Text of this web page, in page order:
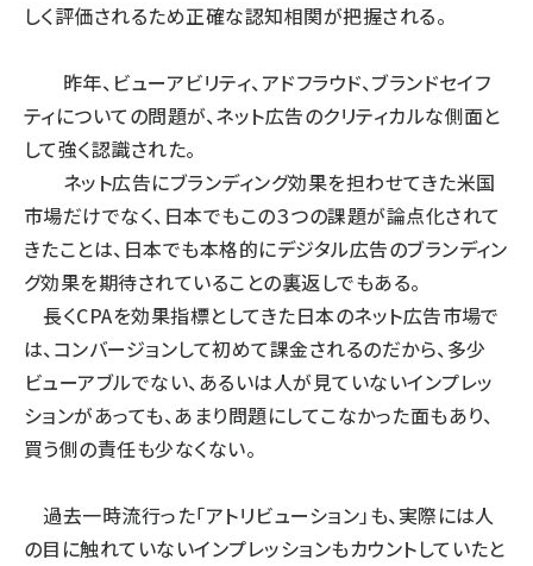
しく評価されるため正確な認知相関が把握される。
昨年、ビューアビリティ、アドフラウド、ブランドセイフ
ティについての問題が、ネット広告のクリティカルな側面と
して強く認識された。
ネット広告にブランディング効果を担わせてきた米国
市場だけでなく、日本でもこの３つの課題が論点化されて
きたことは、日本でも本格的にデジタル広告のブランディン
グ効果を期待されていることの裏返しでもある。
長くCPAを効果指標としてきた日本のネット広告市場で
は、コンバージョンして初めて課金されるのだから、多少
ビューアブルでない、あるいは人が見ていないインプレッ
ションがあっても、あまり問題にしてこなかった面もあり、
買う側の責任も少なくない。
過去一時流行った「アトリビューション」も、実際には人
の目に触れていないインプレッションもカウントしていたと